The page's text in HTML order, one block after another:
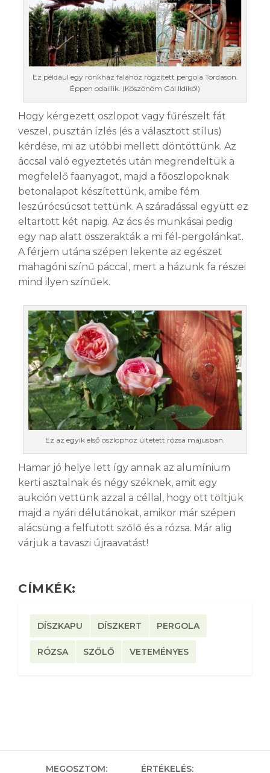
Ez például egy rönkház falához rögzített pergola Tordason.
Éppen odaillik. (Köszönöm Gál Ildikó!)
Hogy kérgezett oszlopot vagy fűrészelt fát
veszel, pusztán ízlés (és a választott stílus)
kérdése, mi az utóbbi mellett döntöttünk. Az
áccsal való egyeztetés után megrendeltük a
megfelelő faanyagot, majd a főoszlopoknak
betonalapot készítettünk, amibe fém
leszúrócsúcsot tettünk. A száradással együtt ez
eltartott két napig. Az ács és munkásai pedig
egy nap alatt összerakták a mi fél-pergolánkat.
A férjem utána szépen lekente az egészet
mahagóni színű páccal, mert a házunk fa részei
mind ilyen színűek.
Ez az egyik első oszlophoz ültetett rózsa májusban.
Hamar jó helye lett így annak az alumínium
kerti asztalnak és négy széknek, amit egy
aukción vettünk azzal a céllal, hogy ott töltjük
majd a nyári délutánokat, amikor már szépen
alácsüng a felfutott szőlő és a rózsa. Már alig
várjuk a tavaszi újraavatást!
CÍMKÉK:
DÍSZKAPU DÍSZKERT PERGOLA
RÓZSA SZŐLŐ VETEMÉNYES
MEGOSZTOM: ÉRTÉKELÉS: